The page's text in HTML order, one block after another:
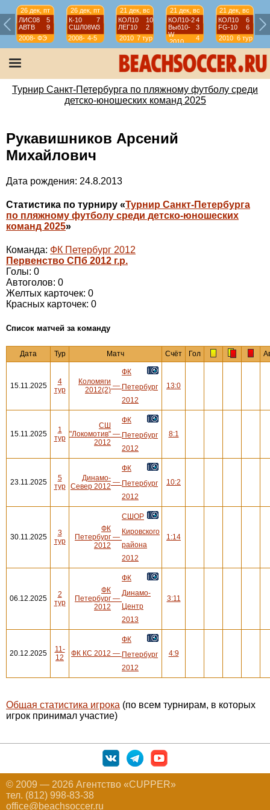
26 дек, пт
ЛИС08
5
АВТВ
9
2008-
2009
ФЭ
26 дек, пт
К-10
7
СШЛ08W3
2008-
2009
4-5
21 дек, вс
КОЛ10
10
ЛЕГ10
2
2010 7 тур
21 дек, вс
КОЛ10-24
Выб10-
W
3
2010
4
тур
21 дек, вс
КОЛ10
6
FG-10
6
2010 6 тур
Турнир Санкт-Петербурга по пляжному футболу среди
детско-юношеских команд 2025
Рукавишников Арсений
Михайлович
Дата рождения: 24.8.2013
Статистика по турниру «Турнир Санкт-Петербурга
по пляжному футболу среди детско-юношеских
команд 2025»
Команда: ФК Петербург 2012
Первенство СПб 2012 г.р.
Голы: 0
Автоголов: 0
Желтых карточек: 0
Красных карточек: 0
Cписок матчей за команду
Дата Тур Матч Счёт Гол
15.11.2025
4
тур
Коломяги
2012(2) —
ФК
Петербург
2012
13:0
15.11.2025
1
тур
СШ
"Локомотив"
2012
—
ФК
Петербург
2012
8:1
23.11.2025
5
тур
Динамо-
Север 2012 —
ФК
Петербург
2012
10:2
30.11.2025
3
тур
ФК
Петербург
2012
—
СШОР
Кировского
района
2012
1:14
06.12.2025
2
тур
ФК
Петербург
2012
—
ФК
Динамо-
Центр
2013
3:11
20.12.2025
11-
12
ФК КС 2012 —
ФК
Петербург
2012
4:9
Общая статистика игрока (по всем турнирам, в которых
игрок принимал участие)
© 2009 — 2026 Агентство «CUPPER»
тел. (812) 998-83-38
office@beachsoccer.ru